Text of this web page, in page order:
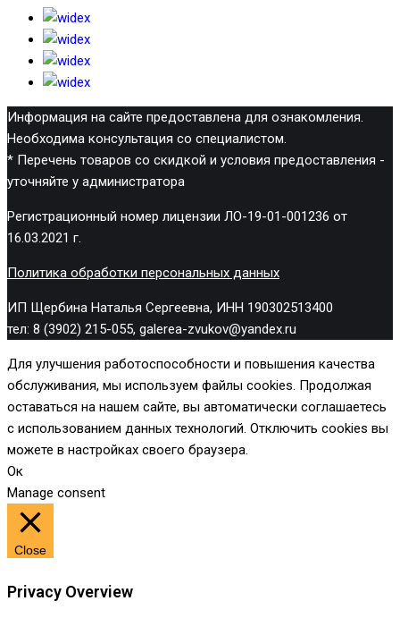
Информация на сайте предоставлена для ознакомления.
Необходима консультация со специалистом.
* Перечень товаров со скидкой и условия предоставления -
уточняйте у администратора
Регистрационный номер лицензии ЛО-19-01-001236 от
16.03.2021 г.
Политика обработки персональных данных
ИП Щербина Наталья Сергеевна, ИНН 190302513400
тел: 8 (3902) 215-055, galerea-zvukov@yandex.ru
Для улучшения работоспособности и повышения качества
обслуживания, мы используем файлы cookies. Продолжая
оставаться на нашем сайте, вы автоматически соглашаетесь
с использованием данных технологий. Отключить cookies вы
можете в настройках своего браузера.
Ок
Manage consent
Close
Privacy Overview